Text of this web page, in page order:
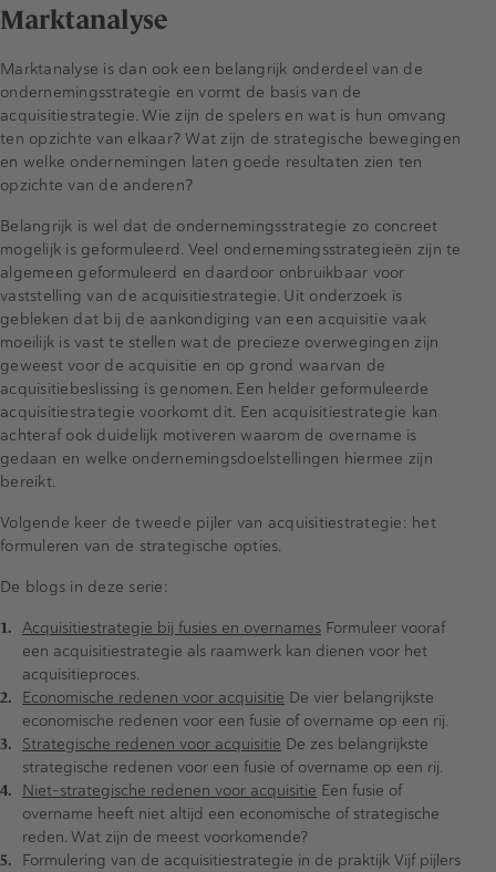
Marktanalyse
Marktanalyse is dan ook een belangrijk onderdeel van de
ondernemingsstrategie en vormt de basis van de
acquisitiestrategie. Wie zijn de spelers en wat is hun omvang
ten opzichte van elkaar? Wat zijn de strategische bewegingen
en welke ondernemingen laten goede resultaten zien ten
opzichte van de anderen?
Belangrijk is wel dat de ondernemingsstrategie zo concreet
mogelijk is geformuleerd. Veel ondernemingsstrategieën zijn te
algemeen geformuleerd en daardoor onbruikbaar voor
vaststelling van de acquisitiestrategie. Uit onderzoek is
gebleken dat bij de aankondiging van een acquisitie vaak
moeilijk is vast te stellen wat de precieze overwegingen zijn
geweest voor de acquisitie en op grond waarvan de
acquisitiebeslissing is genomen. Een helder geformuleerde
acquisitiestrategie voorkomt dit. Een acquisitiestrategie kan
achteraf ook duidelijk motiveren waarom de overname is
gedaan en welke ondernemingsdoelstellingen hiermee zijn
bereikt.
Volgende keer de tweede pijler van acquisitiestrategie: het
formuleren van de strategische opties.
De blogs in deze serie:
Acquisitiestrategie bij fusies en overnames Formuleer vooraf
een acquisitiestrategie als raamwerk kan dienen voor het
acquisitieproces.
Economische redenen voor acquisitie De vier belangrijkste
economische redenen voor een fusie of overname op een rij.
Strategische redenen voor acquisitie De zes belangrijkste
strategische redenen voor een fusie of overname op een rij.
Niet-strategische redenen voor acquisitie Een fusie of
overname heeft niet altijd een economische of strategische
reden. Wat zijn de meest voorkomende?
Formulering van de acquisitiestrategie in de praktijk Vijf pijlers